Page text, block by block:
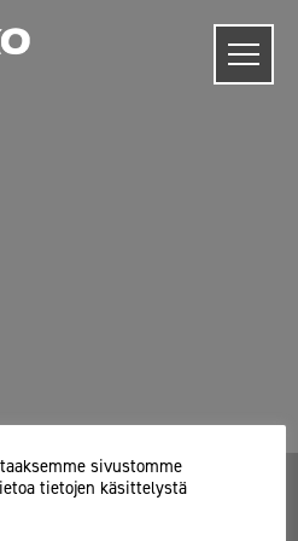
sivustomme
tietojen käsittelystä